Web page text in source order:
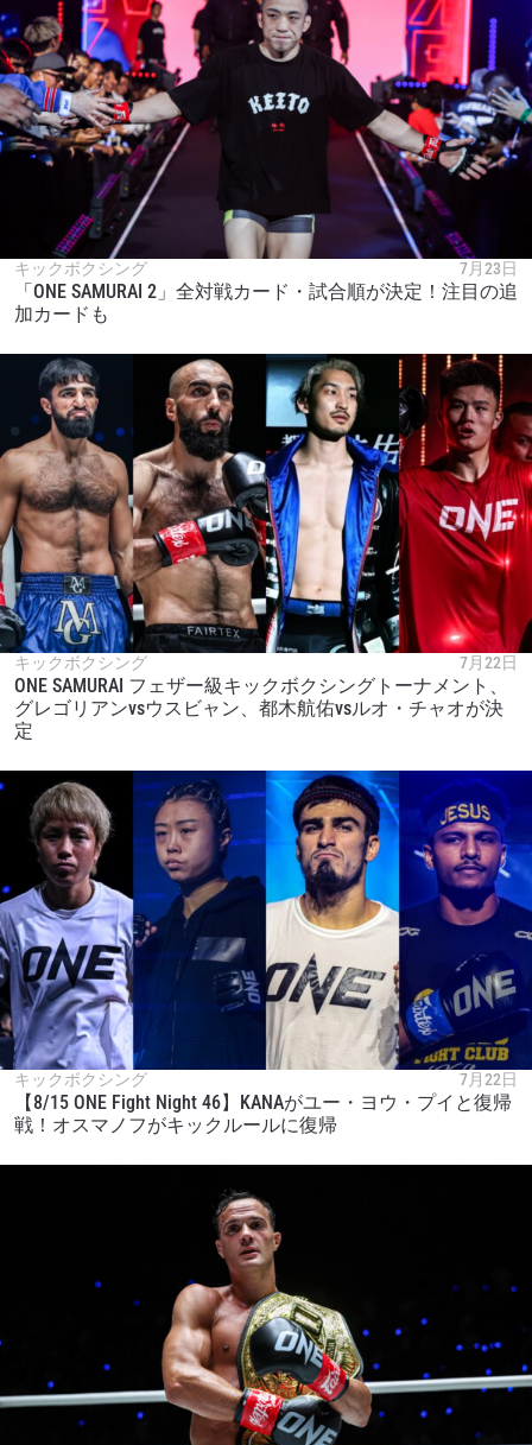
キックボクシング 7月23日
「ONE SAMURAI 2」全対戦カード・試合順が決定！注目の追
加カードも
キックボクシング 7月22日
ONE SAMURAI フェザー級キックボクシングトーナメント、
グレゴリアンvsウスビャン、都木航佑vsルオ・チャオが決
定
キックボクシング 7月22日
【8/15 ONE Fight Night 46】KANAがユー・ヨウ・プイと復帰
戦！オスマノフがキックルールに復帰